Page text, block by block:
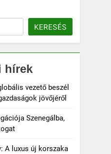
KERESÉS
hírek
vezető beszél
jövőjéről
Szenegálba,
A luxus új korszaka